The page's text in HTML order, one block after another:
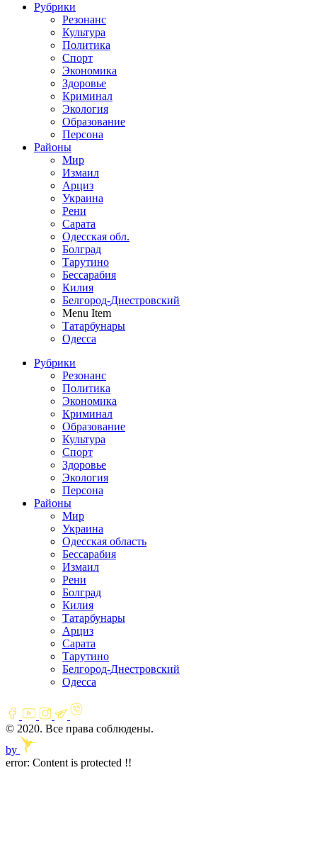
Рубрики
Резонанс
Культура
Политика
Спорт
Экономика
Здоровье
Криминал
Экология
Образование
Персона
Районы
Мир
Измаил
Арциз
Украина
Рени
Сарата
Одесская обл.
Болград
Тарутино
Бессарабия
Килия
Белгород-Днестровский
Menu Item
Татарбунары
Одесса
Рубрики
Резонанс
Политика
Экономика
Криминал
Образование
Культура
Спорт
Здоровье
Экология
Персона
Районы
Мир
Украина
Одесская область
Бессарабия
Измаил
Рени
Болград
Килия
Татарбунары
Арциз
Сарата
Тарутино
Белгород-Днестровский
Одесса
© 2020. Все права соблюдены.
by
error: Content is protected !!